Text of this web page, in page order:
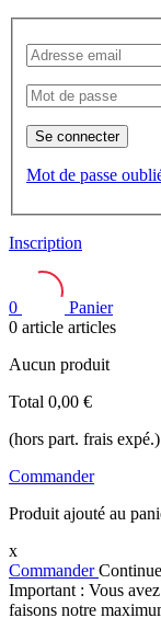
Se connecter
Mot de passe
Inscription
0
Panier
0 article articles
Aucun produit
Total 0,00 €
(hors part. frais expé.)
Commander
Produit ajouté au
x
Commander
Important : Vous
faisons notre